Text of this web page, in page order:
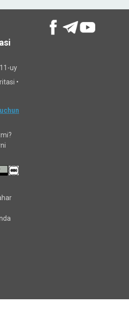
uy
•